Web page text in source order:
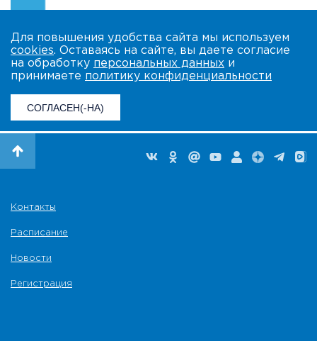
Для повышения удобства сайта мы используем
cookies. Оставаясь на сайте, вы даете согласие
на обработку персональных данных и
принимаете политику конфиденциальности
СОГЛАСЕН(-НА)
Контакты
Расписание
Новости
Регистрация